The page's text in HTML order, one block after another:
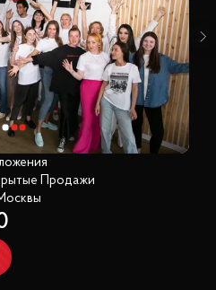
Продажи